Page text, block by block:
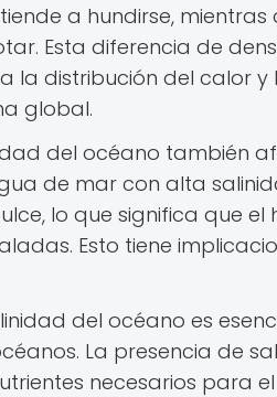
a hundirse,
Esta diferencia de
la distribución del calor y
global.
del océano también
de mar con alta
lo que significa que el
Esto tiene
del océano es
La presencia de
necesarios para